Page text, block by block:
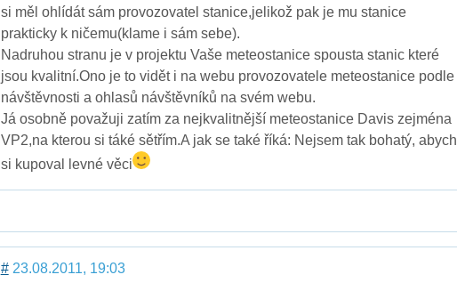
si měl ohlídát sám provozovatel stanice,jelikož pak je mu stanice
prakticky k ničemu(klame i sám sebe).
Nadruhou stranu je v projektu Vaše meteostanice spousta stanic které
jsou kvalitní.Ono je to vidět i na webu provozovatele meteostanice podle
návštěvnosti a ohlasů návštěvníků na svém webu.
Já osobně považuji zatím za nejkvalitnější meteostanice Davis zejména
VP2,na kterou si táké sětřím.A jak se také říká: Nejsem tak bohatý, abych
si kupoval levné věci
#23.08.2011, 19:03